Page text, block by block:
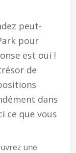
peut-
pour
est oui !
de
dans
ce que vous
une